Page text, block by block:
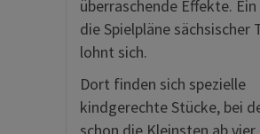
überraschende Effekte.
die Spielpläne sächsischer
lohnt sich.
Dort finden sich spezielle
kindgerechte Stücke, bei